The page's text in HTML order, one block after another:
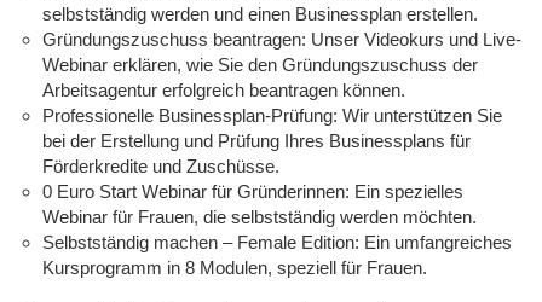
selbstständig werden und einen Businessplan erstellen.
Gründungszuschuss beantragen: Unser Videokurs und Live-
Webinar erklären, wie Sie den Gründungszuschuss der
Arbeitsagentur erfolgreich beantragen können.
Professionelle Businessplan-Prüfung: Wir unterstützen Sie
bei der Erstellung und Prüfung Ihres Businessplans für
Förderkredite und Zuschüsse.
0 Euro Start Webinar für Gründerinnen: Ein spezielles
Webinar für Frauen, die selbstständig werden möchten.
Selbstständig machen – Female Edition: Ein umfangreiches
Kursprogramm in 8 Modulen, speziell für Frauen.